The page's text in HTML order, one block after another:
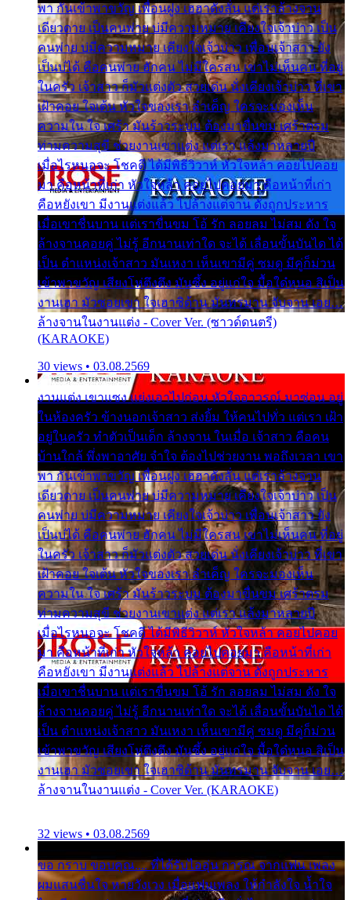
พา กันเข้าพาขวัญ เพื่อนฝูง เฮฮาดังลั่น แต่เราล้างจาน
เดียวดาย เป็นคนพ่าย บ่มีความหมาย เคียงใจเจ้าบ่าว เป็น
คนพ่าย บ่มีความหมาย เคียงใจเจ้าบ่าว เพื่อนเจ้าสาว ยัง
เป็นบ่ได้ คือคนพ่าย ฮักคน ไม่มีใครสน เขาไม่เห็นคน ที่อยู่
ในครัว เจ้าสาว ก็มัวแต่งตัว สวยเด่น นั่งเคียงเจ้าบ่าว ที่เขา
เฝ้าคอย ใจเต้น หัวใจของเรา ลำเค็ญ ใครจะมองเห็น
ความใน ใจ เศร้า มันร้าวระบม ต้องมาขื่นขม เศร้าตรม
ท่ามความสุขี ช่วยงานเขาแต่ง แต่เรา แล้งมาหลายปี
เมื่อไรหนอจะ โชคดี ได้มีพิธีวิวาห์ หัวใจหล้า คอยไปคอย
มา คือหน้าที่เก่า หัวใจหล้า คอยไปคอยมา คือหน้าที่เก่า
คือหยังเขา มีงานแต่งแล้ว ไปล้างแต่จาน ดั่งถูกประหาร
เมื่อเขาชื่นบาน แต่เราขื่นขม โอ้ รัก ลอยลม ไม่สม ดัง ใจ
ล้างจานคอยคู่ ไม่รู้ อีกนานเท่าใด จะได้ เลื่อนขั้นบันได ได้
เป็น ตำแหน่งเจ้าสาว มันเหงา เห็นเขามีคู่ ซมดู มีคู่ก็ม่วน
เข้าพาขวัญ เสียงโห่ตึงตึง มันซึ้ง อยู่แก่ใจ มื้อใด๋หนอ สิเป็น
งานเฮา มัวซอยเขา ใจเฮาซิด้าน มันทรมาน จับจาน เอย…
ล้างจานในงานแต่ง - Cover Ver. (ซาวด์ดนตรี)
(KARAOKE)
30 views • 03.08.2569
งานแต่ง เขาแซง แย่งเอาไปก่อน หัวใจอาวรณ์ มาซ่อน อยู่
ในห้องครัว ข้างนอกเจ้าสาว ส่งยิ้ม ให้คนไปทั่ว แต่เรา เฝ้า
อยู่ในครัว ทำตัวเป็นเด็ก ล้างจาน ในเมื่อ เจ้าสาว คือคน
บ้านใกล้ พึ่งพาอาศัย จำใจ ต้องไปช่วยงาน พอถึงเวลา เขา
พา กันเข้าพาขวัญ เพื่อนฝูง เฮฮาดังลั่น แต่เราล้างจาน
เดียวดาย เป็นคนพ่าย บ่มีความหมาย เคียงใจเจ้าบ่าว เป็น
คนพ่าย บ่มีความหมาย เคียงใจเจ้าบ่าว เพื่อนเจ้าสาว ยัง
เป็นบ่ได้ คือคนพ่าย ฮักคน ไม่มีใครสน เขาไม่เห็นคน ที่อยู่
ในครัว เจ้าสาว ก็มัวแต่งตัว สวยเด่น นั่งเคียงเจ้าบ่าว ที่เขา
เฝ้าคอย ใจเต้น หัวใจของเรา ลำเค็ญ ใครจะมองเห็น
ความใน ใจ เศร้า มันร้าวระบม ต้องมาขื่นขม เศร้าตรม
ท่ามความสุขี ช่วยงานเขาแต่ง แต่เรา แล้งมาหลายปี
เมื่อไรหนอจะ โชคดี ได้มีพิธีวิวาห์ หัวใจหล้า คอยไปคอย
มา คือหน้าที่เก่า หัวใจหล้า คอยไปคอยมา คือหน้าที่เก่า
คือหยังเขา มีงานแต่งแล้ว ไปล้างแต่จาน ดั่งถูกประหาร
เมื่อเขาชื่นบาน แต่เราขื่นขม โอ้ รัก ลอยลม ไม่สม ดัง ใจ
ล้างจานคอยคู่ ไม่รู้ อีกนานเท่าใด จะได้ เลื่อนขั้นบันได ได้
เป็น ตำแหน่งเจ้าสาว มันเหงา เห็นเขามีคู่ ซมดู มีคู่ก็ม่วน
เข้าพาขวัญ เสียงโห่ตึงตึง มันซึ้ง อยู่แก่ใจ มื้อใด๋หนอ สิเป็น
งานเฮา มัวซอยเขา ใจเฮาซิด้าน มันทรมาน จับจาน เอย…
ล้างจานในงานแต่ง - Cover Ver. (KARAOKE)
32 views • 03.08.2569
ขอ กราบ ขอบคุณ.... ที่ได้รับไออุ่น การุณ จากแฟน เพลง
ผมแสนชื่นใจ หายวังเวง เมื่อแฟนเพลง ให้กำลังใจ น้ำใจ